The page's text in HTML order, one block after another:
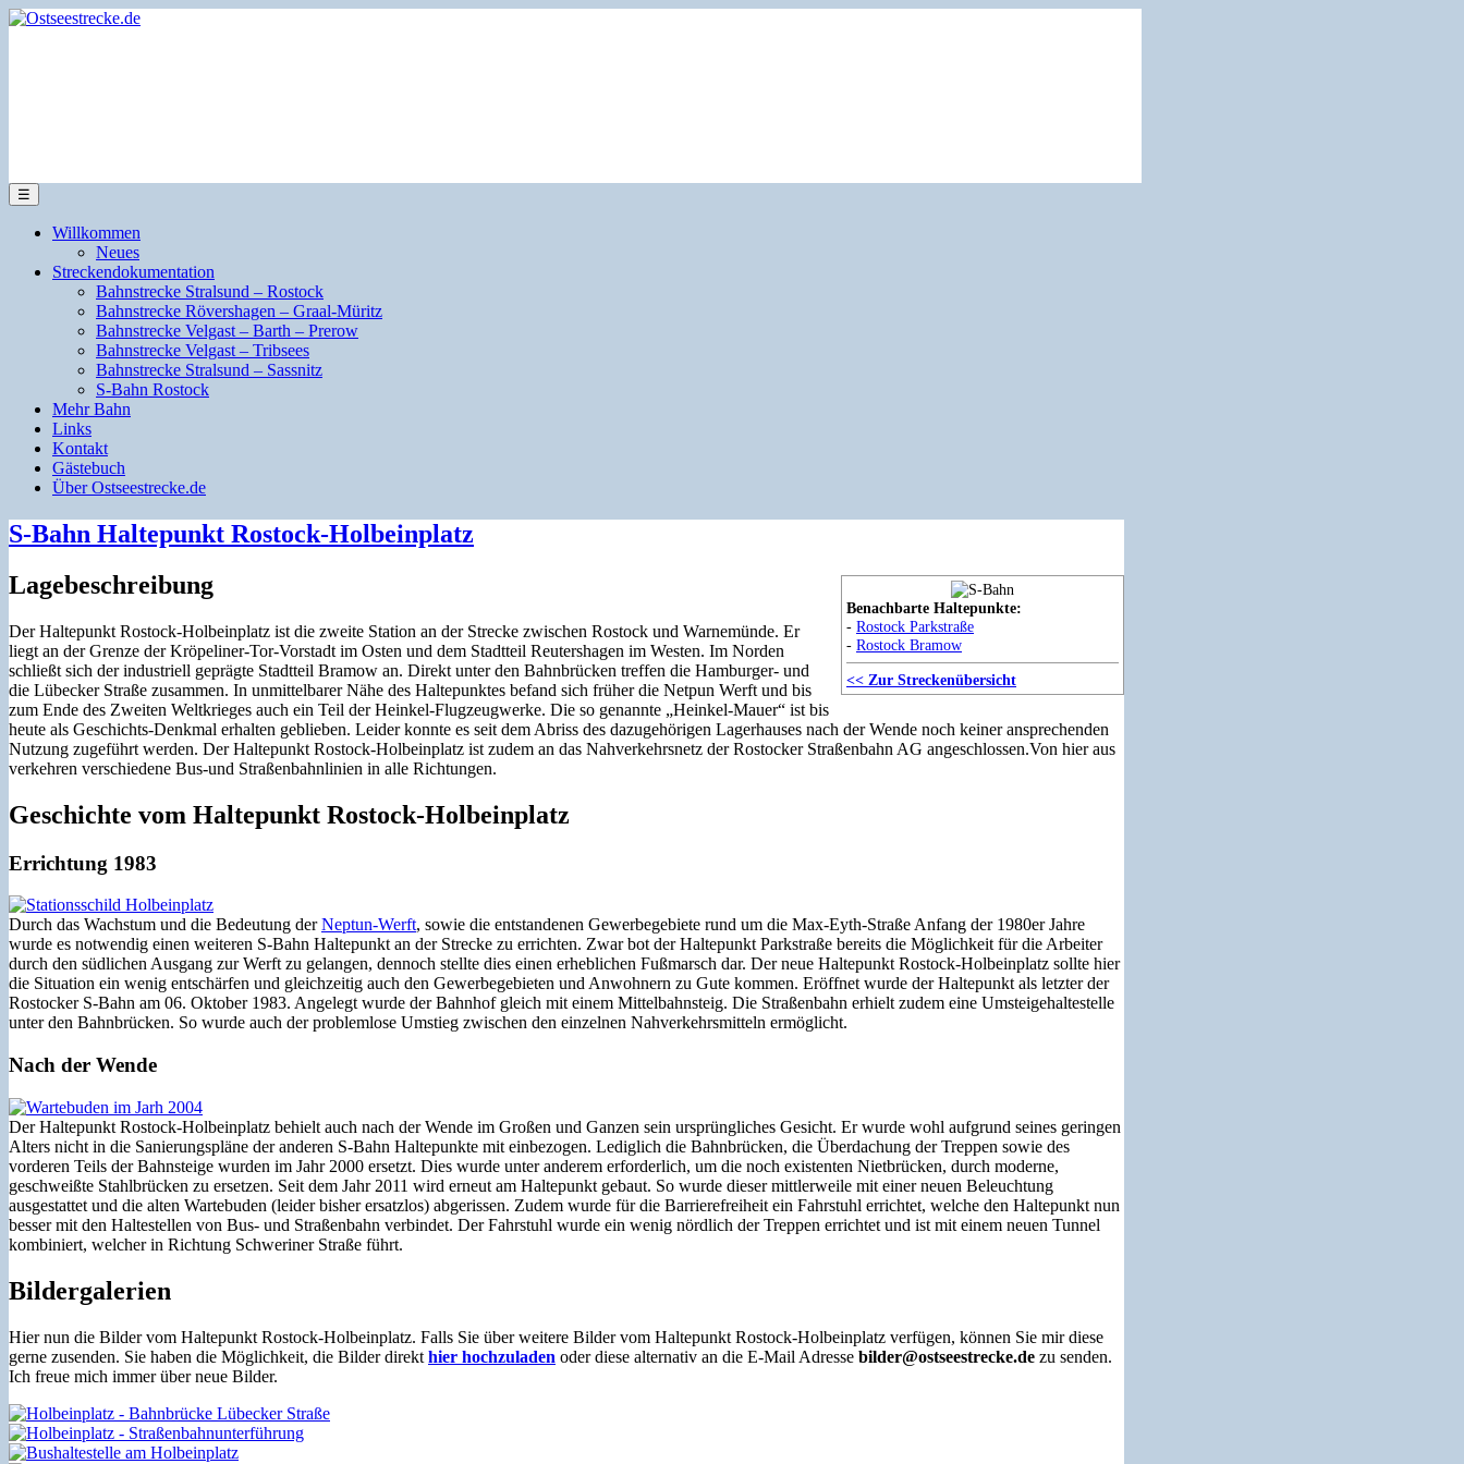
☰
Willkommen
Neues
Streckendokumentation
Bahnstrecke Stralsund – Rostock
Bahnstrecke Rövershagen – Graal-Müritz
Bahnstrecke Velgast – Barth – Prerow
Bahnstrecke Velgast – Tribsees
Bahnstrecke Stralsund – Sassnitz
S-Bahn Rostock
Mehr Bahn
Links
Kontakt
Gästebuch
Über Ostseestrecke.de
S-Bahn Haltepunkt Rostock-Holbeinplatz
Benachbarte Haltepunkte:
- Rostock Parkstraße
- Rostock Bramow
<< Zur Streckenübersicht
Lagebeschreibung
Der Haltepunkt Rostock-Holbeinplatz ist die zweite Station an der Strecke zwischen Rostock und Warnemünde. Er
liegt an der Grenze der Kröpeliner-Tor-Vorstadt im Osten und dem Stadtteil Reutershagen im Westen. Im Norden
schließt sich der industriell geprägte Stadtteil Bramow an. Direkt unter den Bahnbrücken treffen die Hamburger- und
die Lübecker Straße zusammen. In unmittelbarer Nähe des Haltepunktes befand sich früher die Netpun Werft und bis
zum Ende des Zweiten Weltkrieges auch ein Teil der Heinkel-Flugzeugwerke. Die so genannte „Heinkel-Mauer“ ist bis
heute als Geschichts-Denkmal erhalten geblieben. Leider konnte es seit dem Abriss des dazugehörigen Lagerhauses nach der Wende noch keiner ansprechenden
Nutzung zugeführt werden. Der Haltepunkt Rostock-Holbeinplatz ist zudem an das Nahverkehrsnetz der Rostocker Straßenbahn AG angeschlossen.Von hier aus
verkehren verschiedene Bus-und Straßenbahnlinien in alle Richtungen.
Geschichte vom Haltepunkt Rostock-Holbeinplatz
Errichtung 1983
Durch das Wachstum und die Bedeutung derNeptun-Werft, sowie die entstandenen Gewerbegebiete rund um die Max-Eyth-Straße Anfang der 1980er Jahre
wurde es notwendig einen weiteren S-Bahn Haltepunkt an der Strecke zu errichten. Zwar bot der Haltepunkt Parkstraße bereits die Möglichkeit für die Arbeiter
durch den südlichen Ausgang zur Werft zu gelangen, dennoch stellte dies einen erheblichen Fußmarsch dar. Der neue Haltepunkt Rostock-Holbeinplatz sollte hier
die Situation ein wenig entschärfen und gleichzeitig auch den Gewerbegebieten und Anwohnern zu Gute kommen. Eröffnet wurde der Haltepunkt als letzter der
Rostocker S-Bahn am 06. Oktober 1983. Angelegt wurde der Bahnhof gleich mit einem Mittelbahnsteig. Die Straßenbahn erhielt zudem eine Umsteigehaltestelle
unter den Bahnbrücken. So wurde auch der problemlose Umstieg zwischen den einzelnen Nahverkehrsmitteln ermöglicht.
Nach der Wende
Der Haltepunkt Rostock-Holbeinplatz behielt auch nach der Wende im Großen und Ganzen sein ursprüngliches Gesicht. Er wurde wohl aufgrund seines geringen
Alters nicht in die Sanierungspläne der anderen S-Bahn Haltepunkte mit einbezogen. Lediglich die Bahnbrücken, die Überdachung der Treppen sowie des
vorderen Teils der Bahnsteige wurden im Jahr 2000 ersetzt. Dies wurde unter anderem erforderlich, um die noch existenten Nietbrücken, durch moderne,
geschweißte Stahlbrücken zu ersetzen. Seit dem Jahr 2011 wird erneut am Haltepunkt gebaut. So wurde dieser mittlerweile mit einer neuen Beleuchtung
ausgestattet und die alten Wartebuden (leider bisher ersatzlos) abgerissen. Zudem wurde für die Barrierefreiheit ein Fahrstuhl errichtet, welche den Haltepunkt nun
besser mit den Haltestellen von Bus- und Straßenbahn verbindet. Der Fahrstuhl wurde ein wenig nördlich der Treppen errichtet und ist mit einem neuen Tunnel
kombiniert, welcher in Richtung Schweriner Straße führt.
Bildergalerien
Hier nun die Bilder vom Haltepunkt Rostock-Holbeinplatz. Falls Sie über weitere Bilder vom Haltepunkt Rostock-Holbeinplatz verfügen, können Sie mir diese
gerne zusenden. Sie haben die Möglichkeit, die Bilder direkt hier hochzuladen oder diese alternativ an die E-Mail Adresse bilder@ostseestrecke.de zu senden.
Ich freue mich immer über neue Bilder.